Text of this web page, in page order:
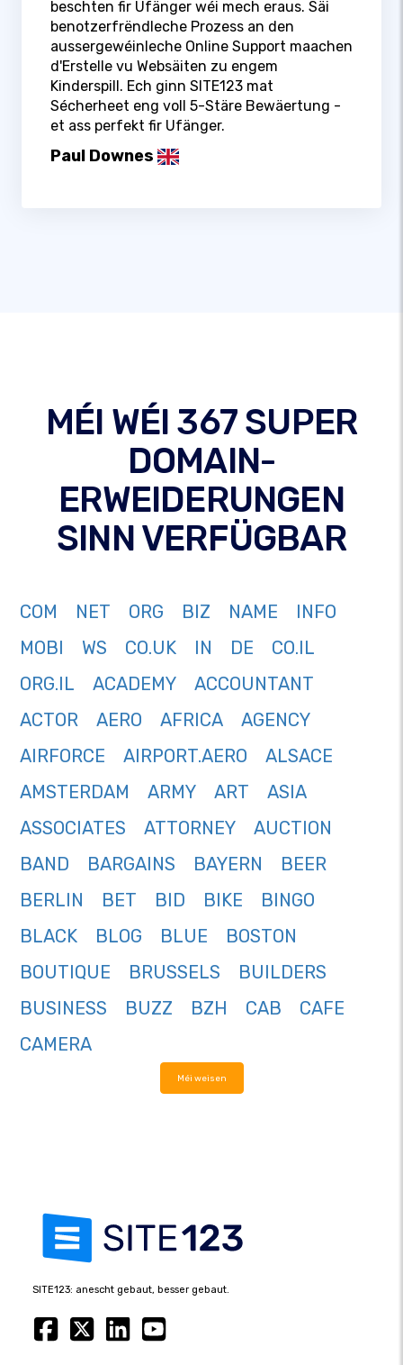
beschten fir Ufänger wéi mech eraus. Säi
benotzerfrëndleche Prozess an den
aussergewéinleche Online Support maachen
d'Erstelle vu Websäiten zu engem
Kinderspill. Ech ginn SITE123 mat
Sécherheet eng voll 5-Stäre Bewäertung -
et ass perfekt fir Ufänger.
Paul Downes
MÉI WÉI 367 SUPER
DOMAIN-
ERWEIDERUNGEN
SINN VERFÜGBAR
COM NET ORG BIZ NAME
INFO
MOBI
WS CO.UK IN DE
CO.IL
ORG.IL
ACADEMY
ACCOUNTANT
ACTOR
AERO AFRICA
AGENCY
AIRFORCE
AIRPORT.AERO
ALSACE
AMSTERDAM
ARMY ART
ASIA
ASSOCIATES
ATTORNEY
AUCTION
BAND
BARGAINS BAYERN
BEER
BERLIN
BET BID BIKE
BINGO
BLACK
BLOG BLUE
BOSTON
BOUTIQUE
BRUSSELS
BUILDERS
BUSINESS
BUZZ BZH CAB
CAFE
CAMERA
Méi weisen
SITE123: anescht gebaut, besser gebaut.